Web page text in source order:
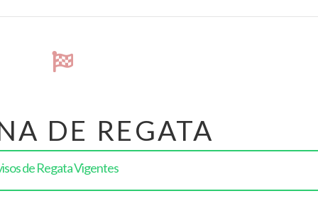
DE REGATA
de Regata Vigentes